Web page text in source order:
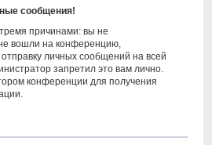
сообщения!
причинами: вы не
вошли на конференцию,
личных сообщений на всей
запретил это вам лично.
конференции для получения